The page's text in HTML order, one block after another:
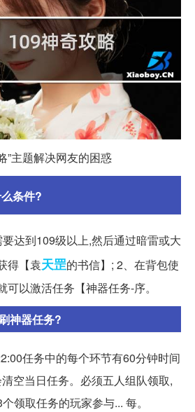
”主题解决网友的困惑
条件?
达到109级以上,然后通过暗雷或大
得【袁天罡的书信】; 2、在背包使
以激活任务【神器任务-序。
神器任务?
任务中的每个环节有60分钟时间
空当日任务。必须五人组队领取,
领取任务的玩家参与... 每。